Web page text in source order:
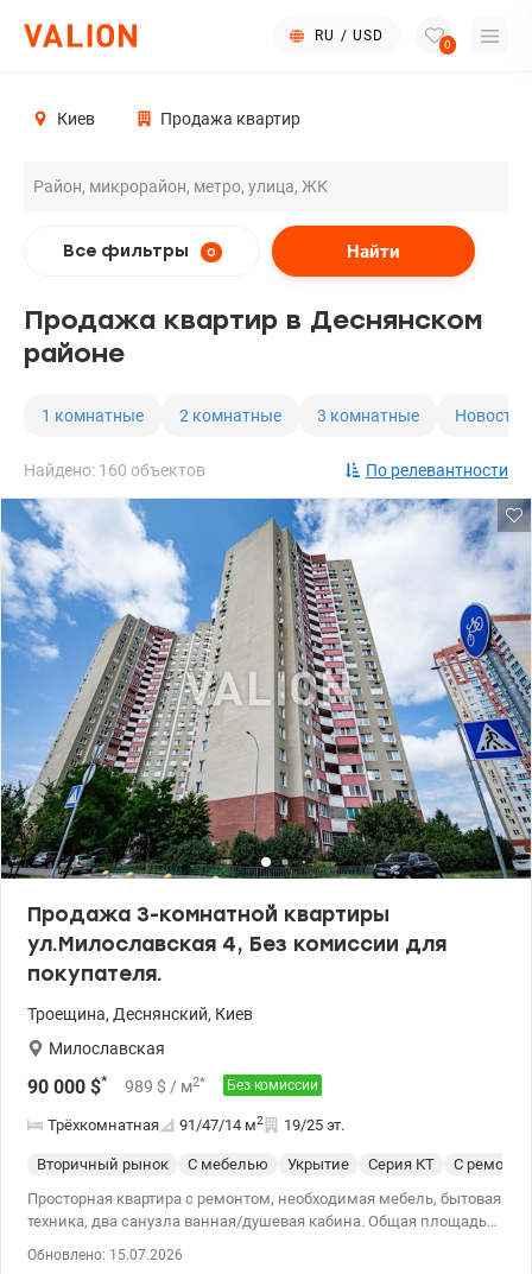
RU / USD
0
Киев Продажа квартир
Все фильтры 0 Найти
Продажа квартир в Деснянском
районе
1 комнатные 2 комнатные 3 комнатные
Найдено: 160 объектов По релевантности
Продажа 3-комнатной квартиры
ул.Милославская 4, Без комиссии для
покупателя.
Троещина, Деснянский, Киев
Милославская
90 000 $* 989 $ / м2* Без комиссии
Трёхкомнатная 91/47/14 м2 19/25 эт.
Вторичный рынок С мебелью Укрытие Серия КТ
С
Просторная квартира с ремонтом, необходимая мебель, бытовая
техника, два санузла ванная/душевая кабина. Общая площадь
Обновлено: 15.07.2026